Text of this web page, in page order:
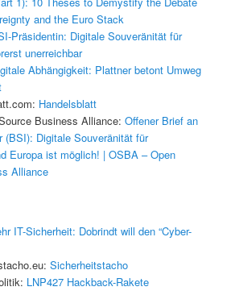
and the Euro Stack
Präsidentin: Digitale Souveränität für
unerreichbar
Abhängigkeit: Plattner betont Umweg
Handelsblatt
Business Alliance: Offener Brief an
(BSI): Digitale Souveränität für
Europa ist möglich! | OSBA – Open
Alliance
IT-Sicherheit: Dobrindt will den “Cyber-
Sicherheitstacho
LNP427 Hackback-Rakete